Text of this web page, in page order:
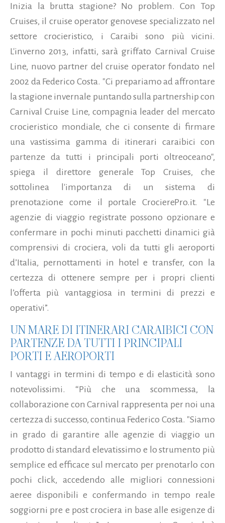
Inizia la brutta stagione? No problem. Con Top
Cruises, il cruise operator genovese specializzato nel
settore crocieristico, i Caraibi sono più vicini.
L'inverno 2013, infatti, sarà griffato Carnival Cruise
Line, nuovo partner del cruise operator fondato nel
2002 da Federico Costa. "Ci prepariamo ad affrontare
la stagione invernale puntando sulla partnership con
Carnival Cruise Line, compagnia leader del mercato
crocieristico mondiale, che ci consente di firmare
una vastissima gamma di itinerari caraibici con
partenze da tutti i principali porti oltreoceano",
spiega il direttore generale Top Cruises, che
sottolinea l'importanza di un sistema di
prenotazione come il portale CrocierePro.it.
"Le
agenzie di viaggio registrate possono opzionare e
confermare in pochi minuti pacchetti dinamici già
comprensivi di crociera, voli da tutti gli aeroporti
d’Italia, pernottamenti in hotel e transfer, con la
certezza di ottenere sempre per i propri clienti
l’offerta più vantaggiosa in termini di prezzi e
operativi”.
UN MARE DI ITINERARI CARAIBICI CON
PARTENZE DA TUTTI I PRINCIPALI
PORTI E AEROPORTI
I vantaggi in termini di tempo e di elasticità sono
notevolissimi. “Più che una scommessa, la
collaborazione con Carnival rappresenta per noi una
certezza di successo, continua Federico Costa. "Siamo
in grado di garantire alle agenzie di viaggio un
prodotto di standard elevatissimo e lo strumento più
semplice ed efficace sul mercato per prenotarlo con
pochi click, accedendo alle migliori connessioni
aeree disponibili e confermando in tempo reale
soggiorni pre e post crociera in base alle esigenze di